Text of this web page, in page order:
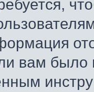
вам